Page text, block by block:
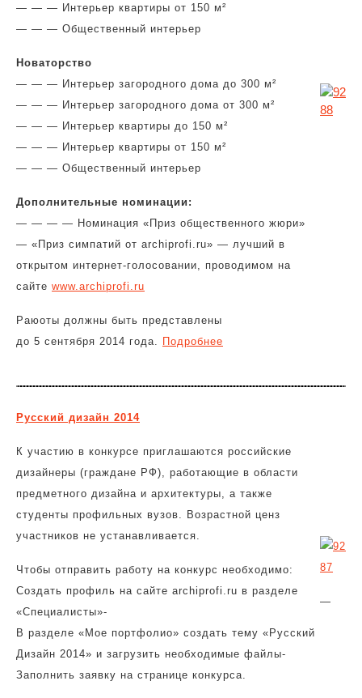
— — — Интерьер квартиры от 150 м²
— — — Общественный интерьер
Новаторство
— — — Интерьер загородного дома до 300 м²
— — — Интерьер загородного дома от 300 м²
— — — Интерьер квартиры до 150 м²
— — — Интерьер квартиры от 150 м²
— — — Общественный интерьер
Дополнительные номинации:
— — — — Номинация «Приз общественного жюри»
— «Приз симпатий от archiprofi.ru» — лучший в
открытом интернет-голосовании, проводимом на
сайте www.archiprofi.ru
Раюоты должны быть представлены
до 5 сентября 2014 года. Подробнее
Русский дизайн 2014
К участию в конкурсе приглашаются российские
дизайнеры (граждане РФ), работающие в области
предметного дизайна и архитектуры, а также
студенты профильных вузов. Возрастной ценз
участников не устанавливается.
Чтобы отправить работу на конкурс необходимо:
Создать профиль на сайте archiprofi.ru в разделе
«Специалисты»-
В разделе «Мое портфолио» создать тему «Русский
Дизайн 2014» и загрузить необходимые файлы-
Заполнить заявку на странице конкурса.
—